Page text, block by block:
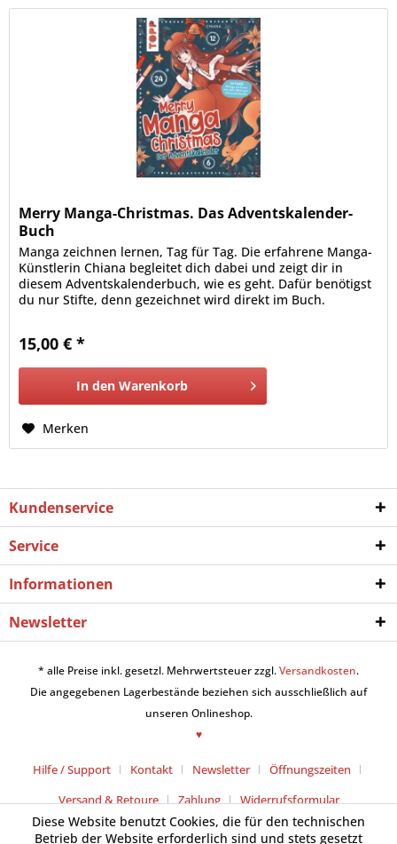
Merry Manga-Christmas. Das Adventskalender-
Buch
Manga zeichnen lernen, Tag für Tag. Die erfahrene Manga-
Künstlerin Chiana begleitet dich dabei und zeigt dir in
diesem Adventskalenderbuch, wie es geht. Dafür benötigst
du nur Stifte, denn gezeichnet wird direkt im Buch.
15,00 € *
In den Warenkorb
Merken
Kundenservice
Service
Informationen
Newsletter
* alle Preise inkl. gesetzl. Mehrwertsteuer zzgl.Versandkosten.
Die angegebenen Lagerbestände beziehen sich ausschließlich auf
unseren Onlineshop.
♥
Hilfe / Support Kontakt Newsletter
Öffnungszeiten
Versand & Retoure
Zahlung Widerrufsformular
Diese Website benutzt Cookies, die für den technischen
Betrieb der Website erforderlich sind und stets gesetzt